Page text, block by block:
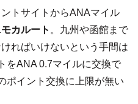
トサイトからANAマイル
カルート 。九州や函館まで
ればいけないという手間は
をANA 0.7マイルに交換で
ポイント交換に上限が無い